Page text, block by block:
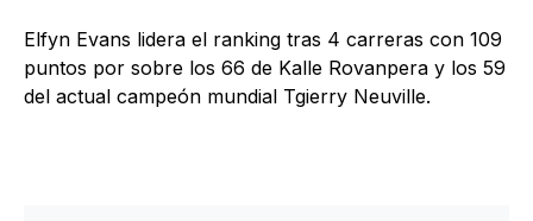
Elfyn Evans lidera el ranking tras 4 carreras con 109
puntos por sobre los 66 de Kalle Rovanpera y los 59
del actual campeón mundial Tgierry Neuville.